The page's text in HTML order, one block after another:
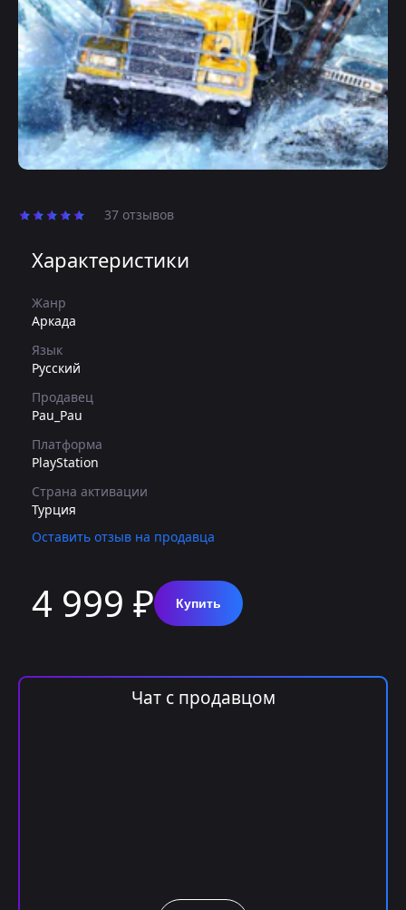
37 отзывов
Характеристики
Жанр
Аркада
Язык
Русский
Продавец
Pau_Pau
Платформа
PlayStation
Страна активации
Турция
Оставить отзыв на продавца
4 999 ₽ Купить
Чат с продавцом